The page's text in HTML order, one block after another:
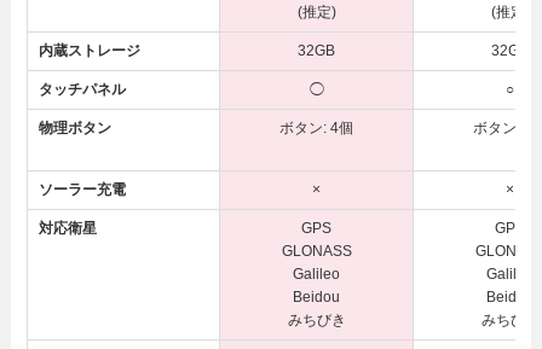
(推定)
(推定)
内蔵ストレージ 32GB 32GB
タッチパネル ◯ ○
物理ボタン ボタン: 4個 ボタン: 6
ソーラー充電 × ×
対応衛星
GPS
GLONASS
Galileo
Beidou
みちびき
GPS
Galileo
Beidou
みちびき